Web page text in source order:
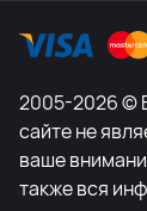
2005-2026 ©
сайте не
ваше
также вся